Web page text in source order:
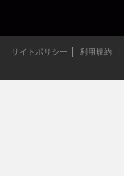
サイトポリシー 利用規約